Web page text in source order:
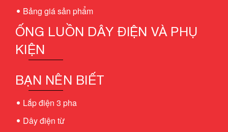
Bảng giá sản phẩm
ỐNG LUỒN DÂY ĐIỆN VÀ PHỤ
KIỆN
BẠN NÊN BIẾT
Lắp điện 3 pha
Dây điện từ